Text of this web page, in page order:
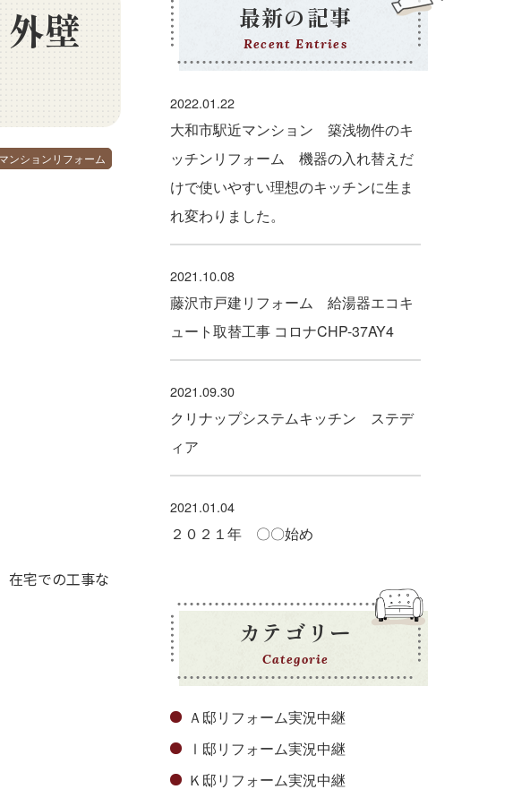
壁
マンションリフォーム
在宅での工事な
最新の記事
Recent Entries
2022.01.22
大和市駅近マンション 築浅物件のキ
ッチンリフォーム 機器の入れ替えだ
けで使いやすい理想のキッチンに生ま
れ変わりました。
2021.10.08
藤沢市戸建リフォーム 給湯器エコキ
ュート取替工事 コロナCHP-37AY4
2021.09.30
クリナップシステムキッチン ステデ
ィア
2021.01.04
２０２１年 〇〇始め
カテゴリー
Categorie
Ａ邸リフォーム実況中継
Ⅰ邸リフォーム実況中継
Ｋ邸リフォーム実況中継